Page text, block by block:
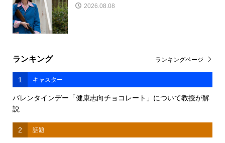
2026.08.08
ランキング
1 キャスター
バレンタインデー「健康志向チョコレート」について教授が解
説
2 話題
ランキングページ